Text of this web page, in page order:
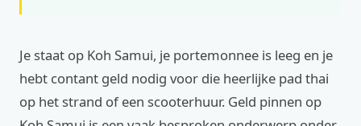
Je staat op Koh Samui, je portemonnee is leeg en je
hebt contant geld nodig voor die heerlijke pad thai
op het strand of een scooterhuur. Geld pinnen op